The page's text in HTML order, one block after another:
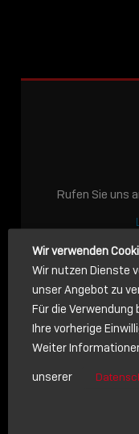
USB-C ÜBER
USB-C-
STABILE 10
Rufen Sie uns
Schreiben Sie
Wir verwenden
Wir nutzen Dienste
unser Angebot zu
Für die
Ihre vorherige
Weiter
unserer